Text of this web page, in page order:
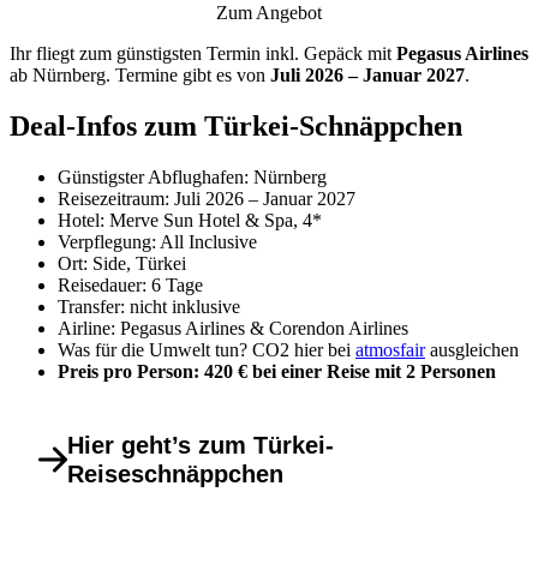
Zum Angebot
Ihr fliegt zum günstigsten Termin inkl. Gepäck mit Pegasus Airlines
ab Nürnberg. Termine gibt es von Juli 2026 – Januar 2027.
Deal-Infos zum Türkei-Schnäppchen
Günstigster Abflughafen: Nürnberg
Reisezeitraum: Juli 2026 – Januar 2027
Hotel: Merve Sun Hotel & Spa, 4*
Verpflegung: All Inclusive
Ort: Side, Türkei
Reisedauer: 6 Tage
Transfer: nicht inklusive
Airline: Pegasus Airlines & Corendon Airlines
Was für die Umwelt tun? CO2 hier bei atmosfairausgleichen
Preis pro Person: 420 € bei einer Reise mit 2 Personen
Hier geht’s zum Türkei-
Reiseschnäppchen